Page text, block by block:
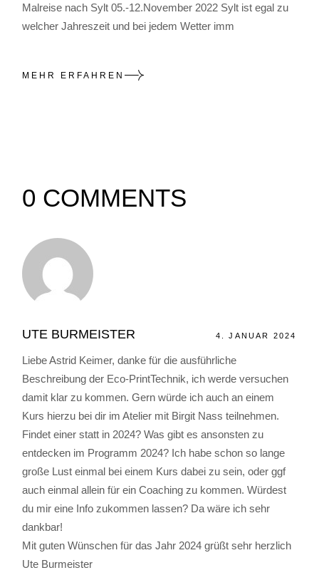
Malreise nach Sylt 05.-12.November 2022 Sylt ist egal zu
welcher Jahreszeit und bei jedem Wetter imm
MEHR ERFAHREN
0 COMMENTS
UTE BURMEISTER 4. JANUAR 2024
Liebe Astrid Keimer, danke für die ausführliche
Beschreibung der Eco-PrintTechnik, ich werde versuchen
damit klar zu kommen. Gern würde ich auch an einem
Kurs hierzu bei dir im Atelier mit Birgit Nass teilnehmen.
Findet einer statt in 2024? Was gibt es ansonsten zu
entdecken im Programm 2024? Ich habe schon so lange
große Lust einmal bei einem Kurs dabei zu sein, oder ggf
auch einmal allein für ein Coaching zu kommen. Würdest
du mir eine Info zukommen lassen? Da wäre ich sehr
dankbar!
Mit guten Wünschen für das Jahr 2024 grüßt sehr herzlich
Ute Burmeister